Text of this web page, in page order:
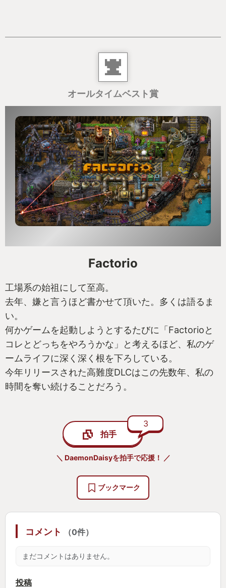
らした。
気がつくと私はゲームだけでなく、数年間購入を自
粛し続けていたグラボまでもポチっていた。
ロボットゲームというジャンルについて、このよう
な考察がある：
＜引用＞
(略)ロボットゲームは単に「キャラクターがロボット
というだけの爽快感重視系アクションゲーム」か、
あるいはリアルさを追求しすぎ「操作は複雑でアク
(wikipedia 日本語版 “電脳戦機バーチャロン” より)
本作は明確に後者寄りだ。プレイヤーが搭乗するロ
ボット(「メック」と呼ばれる)の動きは鈍重で、アク
ションゲームと呼ぶにはペースが遅く、一方で操作
は煩雑で「走る・曲がる・止まる」すらボタン一つ
というわけにはいかない。工事現場のユンボで殴り
合いをしようとしたらこんな具合だろう。「折角な
ならハイスピードなドッグファイトより頭脳戦みた
いな潜水艦戦が好き」というプレイヤーにお勧め
一方で、自分の身体すらうまく扱えない私のような
不器っちょのために、FPS式の操作に変更するオプ
復活したタイトル、下手くs、もとい多様性への配慮
🤖🤖🤖アメリカンなデザインとロマンあふれるカス
オールタイムベスト賞
Factorio
工場系の始祖にして至高。
去年、嫌と言うほど書かせて頂いた。多くは語るま
い。
何かゲームを起動しようとするたびに「Factorioと
コレとどっちをやろうかな」と考えるほど、私のゲ
ームライフに深く深く根を下ろしている。
今年リリースされた高難度DLCはこの先数年、私の
時間を奪い続けることだろう。
拍手
3
＼ DaemonDaisyを拍手で応援！ ／
ブックマーク
コメント （0件）
まだコメントはありません。
投稿